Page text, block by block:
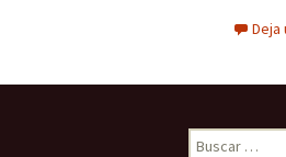
Deja
Buscar: